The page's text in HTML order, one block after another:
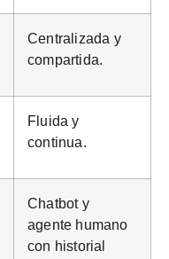
Centralizada y
compartida.
Fluida y
continua.
Chatbot y
agente humano
con historial